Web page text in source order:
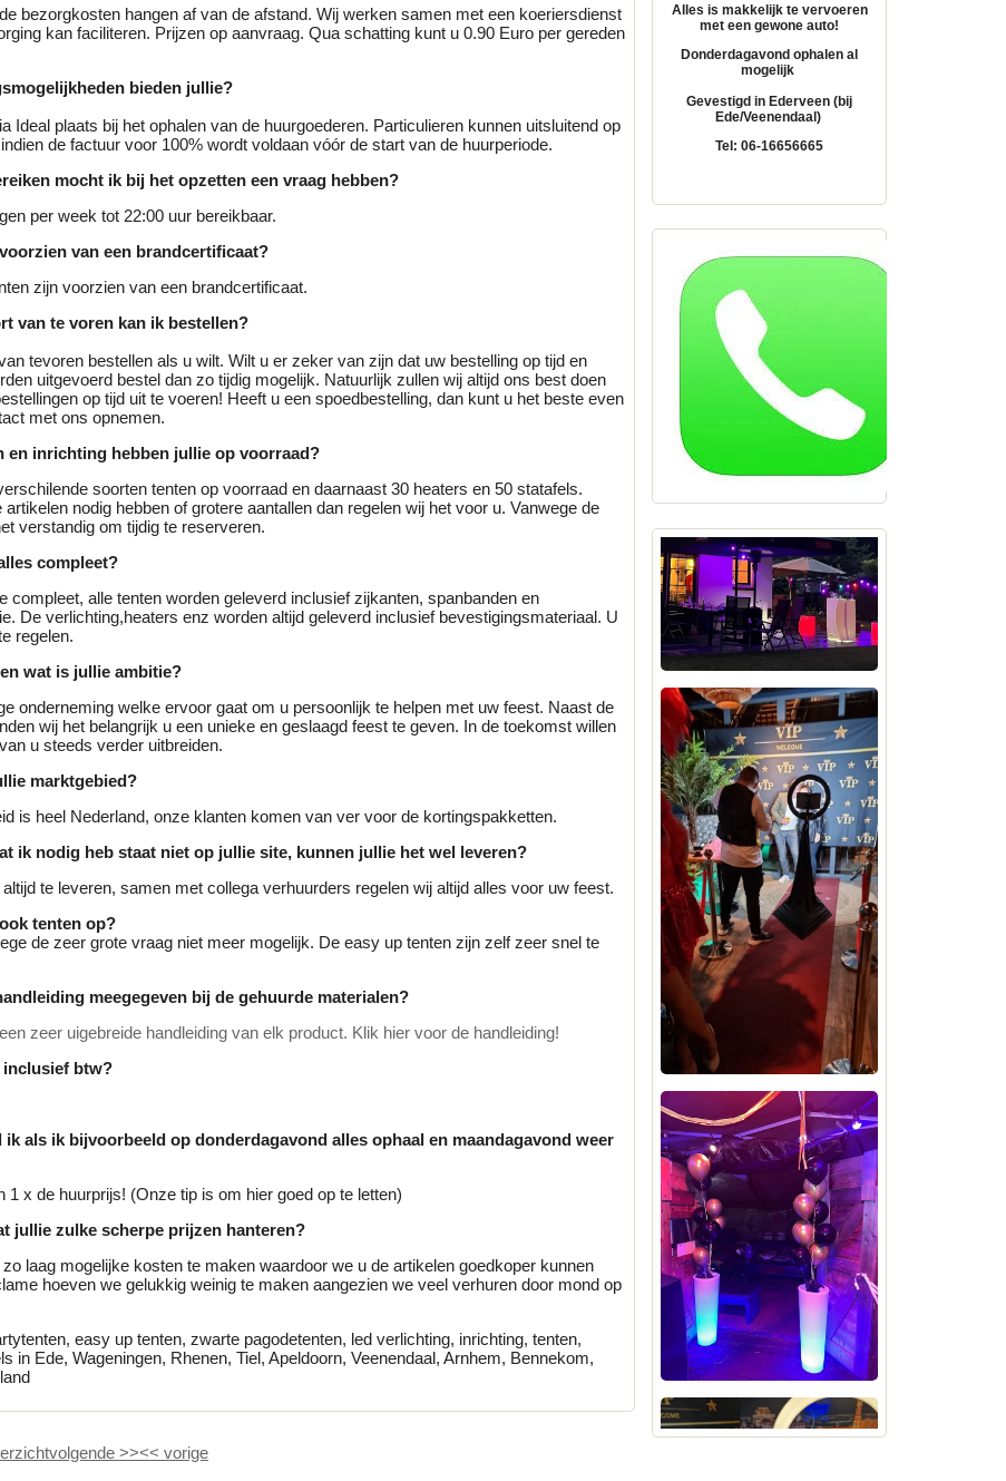
bezorgkosten hangen af van de afstand. Wij werken samen met een koeriersdienst
kan faciliteren. Prijzen op aanvraag. Qua schatting kunt u 0.90 Euro per gereden
bieden jullie?
Ideal plaats bij het ophalen van de huurgoederen. Particulieren kunnen uitsluitend op
de factuur voor 100% wordt voldaan vóór de start van de huurperiode.
mocht ik bij het opzetten een vraag hebben?
per week tot 22:00 uur bereikbaar.
van een brandcertificaat?
zijn voorzien van een brandcertificaat.
van te voren kan ik bestellen?
tevoren bestellen als u wilt. Wilt u er zeker van zijn dat uw bestelling op tijd en
uitgevoerd bestel dan zo tijdig mogelijk. Natuurlijk zullen wij altijd ons best doen
op tijd uit te voeren! Heeft u een spoedbestelling, dan kunt u het beste even
met ons opnemen.
en inrichting hebben jullie op voorraad?
soorten tenten op voorraad en daarnaast 30 heaters en 50 statafels.
artikelen nodig hebben of grotere aantallen dan regelen wij het voor u. Vanwege de
verstandig om tijdig te reserveren.
compleet?
compleet, alle tenten worden geleverd inclusief zijkanten, spanbanden en
De verlichting,heaters enz worden altijd geleverd inclusief bevestigingsmateriaal. U
regelen.
wat is jullie ambitie?
onderneming welke ervoor gaat om u persoonlijk te helpen met uw feest. Naast de
wij het belangrijk u een unieke en geslaagd feest te geven. In de toekomst willen
u steeds verder uitbreiden.
marktgebied?
is heel Nederland, onze klanten komen van ver voor de kortingspakketten.
ik nodig heb staat niet op jullie site, kunnen jullie het wel leveren?
te leveren, samen met collega verhuurders regelen wij altijd alles voor uw feest.
tenten op?
de zeer grote vraag niet meer mogelijk. De easy up tenten zijn zelf zeer snel te
meegegeven bij de gehuurde materialen?
zeer uigebreide handleiding van elk product. Klik hier voor de handleiding!
btw?
ik als ik bijvoorbeeld op donderdagavond alles ophaal en maandagavond weer
1 x de huurprijs! (Onze tip is om hier goed op te letten)
jullie zulke scherpe prijzen hanteren?
laag mogelijke kosten te maken waardoor we u de artikelen goedkoper kunnen
hoeven we gelukkig weinig te maken aangezien we veel verhuren door mond op
easy up tenten, zwarte pagodetenten, led verlichting, inrichting, tenten,
in Ede, Wageningen, Rhenen, Tiel, Apeldoorn, Veenendaal, Arnhem, Bennekom,
volgende >><< vorige
Alles is makkelijk te vervoeren
met een gewone auto!
Donderdagavond ophalen al
mogelijk
Gevestigd in Ederveen (bij
Ede/Veenendaal)
Tel: 06-16656665